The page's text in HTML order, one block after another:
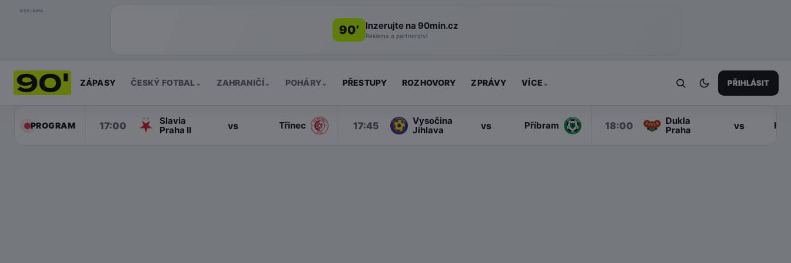
REKLAMA
90’ Inzerujte na 90min.cz
Reklama a partnerství
ZÁPASY ČESKÝ FOTBAL ⌄ ZAHRANIČÍ ⌄ POHÁRY⌄ PŘESTUPY ROZHOVORY ZPRÁVY VÍCE ⌄ PŘIHLÁSIT
PROGRAM 17:00
Slavia
Praha II
vs Třinec 17:45
Vysočina
Jihlava
vs Příbram 18:00
Dukla
Praha
vs